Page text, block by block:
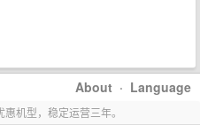
About · Language
机型，稳定运营三年。